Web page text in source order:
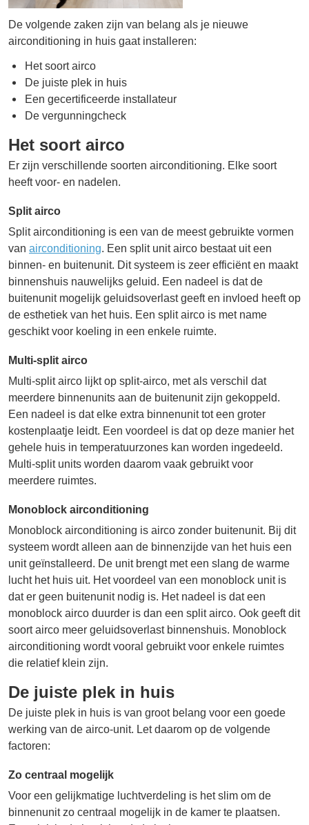
De volgende zaken zijn van belang als je nieuwe
airconditioning in huis gaat installeren:
Het soort airco
De juiste plek in huis
Een gecertificeerde installateur
De vergunningcheck
Het soort airco
Er zijn verschillende soorten airconditioning. Elke soort
heeft voor- en nadelen.
Split airco
Split airconditioning is een van de meest gebruikte vormen
van airconditioning. Een split unit airco bestaat uit een
binnen- en buitenunit. Dit systeem is zeer efficiënt en maakt
binnenshuis nauwelijks geluid. Een nadeel is dat de
buitenunit mogelijk geluidsoverlast geeft en invloed heeft op
de esthetiek van het huis. Een split airco is met name
geschikt voor koeling in een enkele ruimte.
Multi-split airco
Multi-split airco lijkt op split-airco, met als verschil dat
meerdere binnenunits aan de buitenunit zijn gekoppeld.
Een nadeel is dat elke extra binnenunit tot een groter
kostenplaatje leidt. Een voordeel is dat op deze manier het
gehele huis in temperatuurzones kan worden ingedeeld.
Multi-split units worden daarom vaak gebruikt voor
meerdere ruimtes.
Monoblock airconditioning
Monoblock airconditioning is airco zonder buitenunit. Bij dit
systeem wordt alleen aan de binnenzijde van het huis een
unit geïnstalleerd. De unit brengt met een slang de warme
lucht het huis uit. Het voordeel van een monoblock unit is
dat er geen buitenunit nodig is. Het nadeel is dat een
monoblock airco duurder is dan een split airco. Ook geeft dit
soort airco meer geluidsoverlast binnenshuis. Monoblock
airconditioning wordt vooral gebruikt voor enkele ruimtes
die relatief klein zijn.
De juiste plek in huis
De juiste plek in huis is van groot belang voor een goede
werking van de airco-unit. Let daarom op de volgende
factoren:
Zo centraal mogelijk
Voor een gelijkmatige luchtverdeling is het slim om de
binnenunit zo centraal mogelijk in de kamer te plaatsen.